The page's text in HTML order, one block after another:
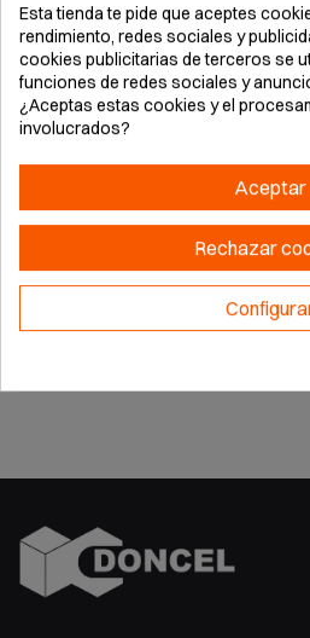
Ahorro de hasta 40% en
inteligente con
transporte con ruedas
autonomía media 1012 h
Detalles del
Esta tienda te pide que aceptes
rendimiento, redes sociales y
cookies publicitarias de terceros se
funciones de redes sociales y
¿Aceptas estas cookies y el
involucrados?
Aceptar
Rechazar